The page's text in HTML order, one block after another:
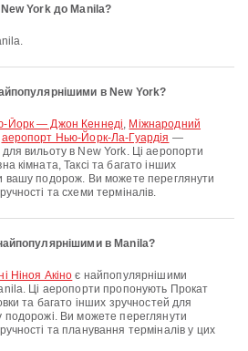
York до Manila?
в New York?
Йорк — Джон Кеннеді, Міжнародний
аеропорт Нью-Йорк-Ла-Гуардія —
вильоту в New York. Ці аеропорти
кімната, Таксі та багато інших
вашу подорож. Ви можете переглянути
та схеми терміналів.
в Manila?
Ніноя Акіно є найпопулярнішими
Ці аеропорти пропонують Прокат
та багато інших зручностей для
подорожі. Ви можете переглянути
та планування терміналів у цих